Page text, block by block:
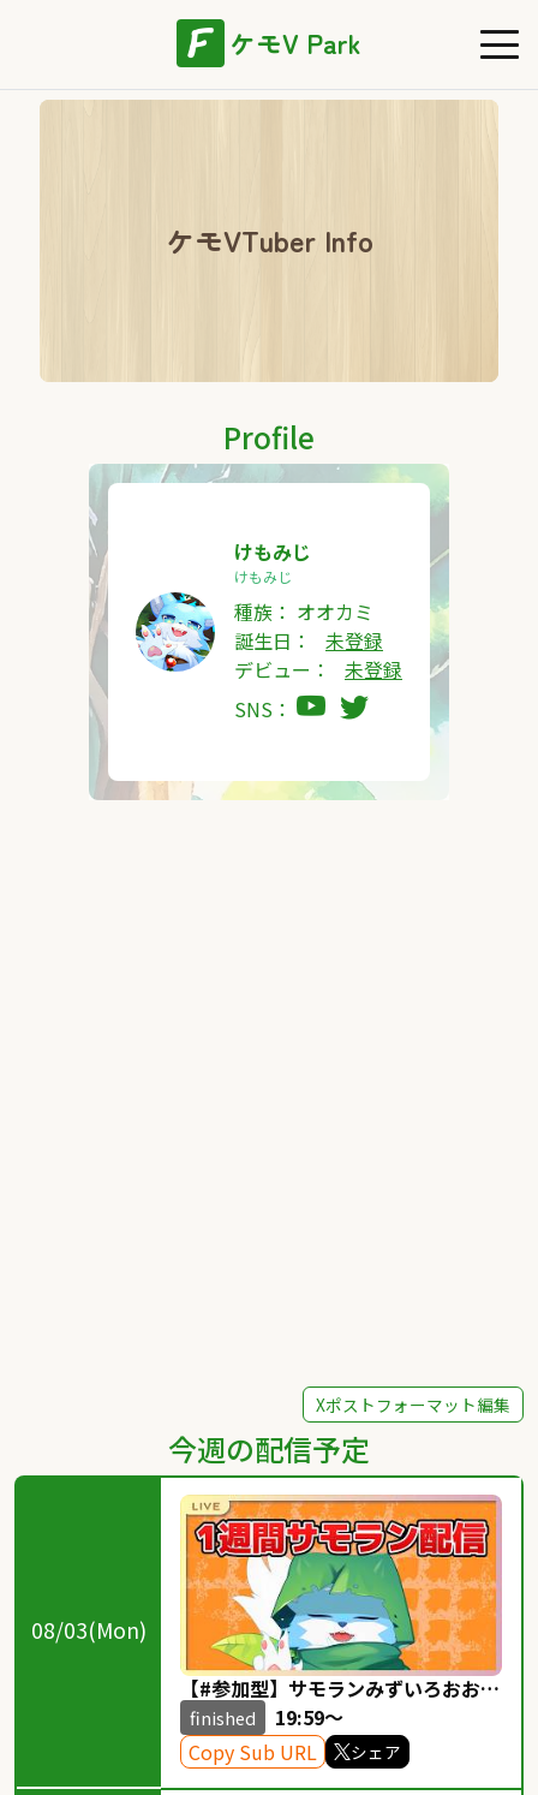
ケモV Park
ケモVTuber Info
Profile
けもみじ
けもみじ
種族： オオカミ
誕生日：
未登録
デビュー：
未登録
SNS：
Xポストフォーマット編集
今週の配信予定
08/03(Mon)
【#参加型】サモランみずいろおおか
み配信！！ 54
finished
19:59～
Copy Sub URL
シェア